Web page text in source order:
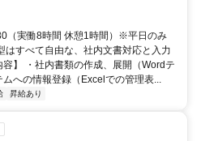
（実働8時間 休憩1時間）※平日のみ
はすべて自由な、社内文書対応と入力
】 ・社内書類の作成、展開（Wordテ
への情報登録（Excelでの管理表...
昇給あり